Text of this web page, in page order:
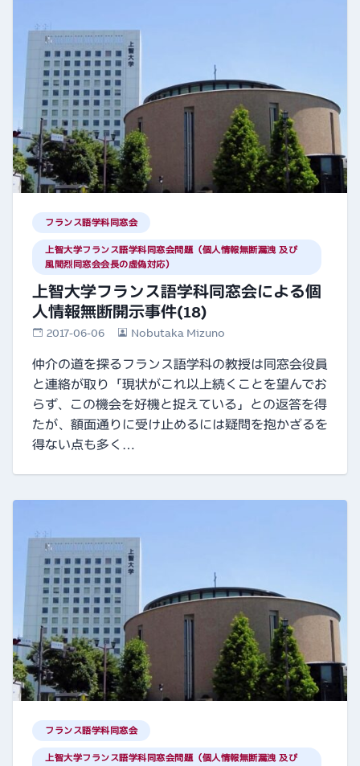
フランス語学科同窓会
上智大学フランス語学科同窓会問題（個人情報無断漏洩 及び
風間烈同窓会会長の虚偽対応）
上智大学フランス語学科同窓会による個
人情報無断開示事件(18)
2017-06-06 Nobutaka Mizuno
仲介の道を探るフランス語学科の教授は同窓会役員
と連絡が取り「現状がこれ以上続くことを望んでお
らず、この機会を好機と捉えている」との返答を得
たが、額面通りに受け止めるには疑問を抱かざるを
得ない点も多く…
フランス語学科同窓会
上智大学フランス語学科同窓会問題（個人情報無断漏洩 及び